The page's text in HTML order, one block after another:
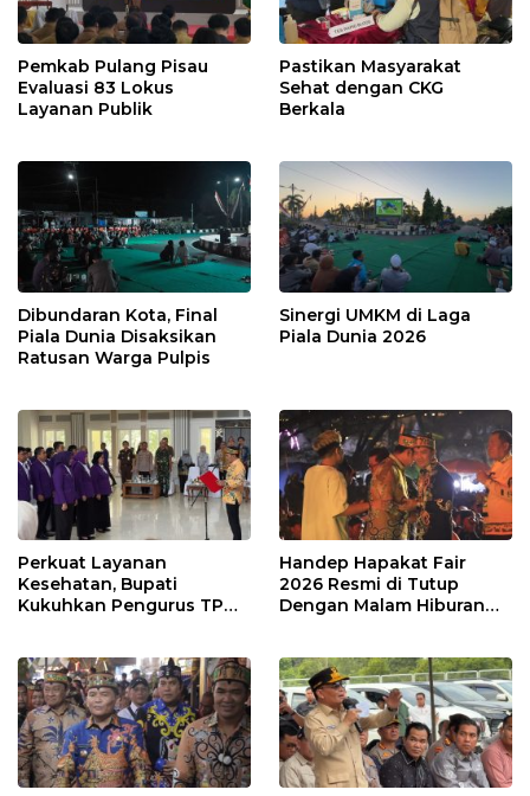
Pemkab Pulang Pisau
Evaluasi 83 Lokus
Layanan Publik
Pastikan Masyarakat
Sehat dengan CKG
Berkala
Dibundaran Kota, Final
Piala Dunia Disaksikan
Ratusan Warga Pulpis
Sinergi UMKM di Laga
Piala Dunia 2026
Perkuat Layanan
Kesehatan, Bupati
Kukuhkan Pengurus TP
Handep Hapakat Fair
2026 Resmi di Tutup
Dengan Malam Hiburan